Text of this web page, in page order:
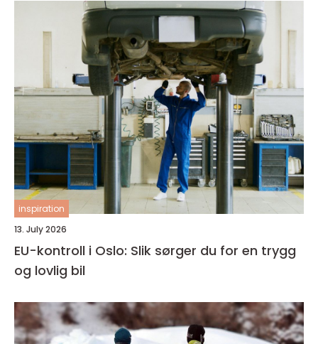
inspiration
13. July 2026
EU-kontroll i Oslo: Slik sørger du for en trygg
og lovlig bil